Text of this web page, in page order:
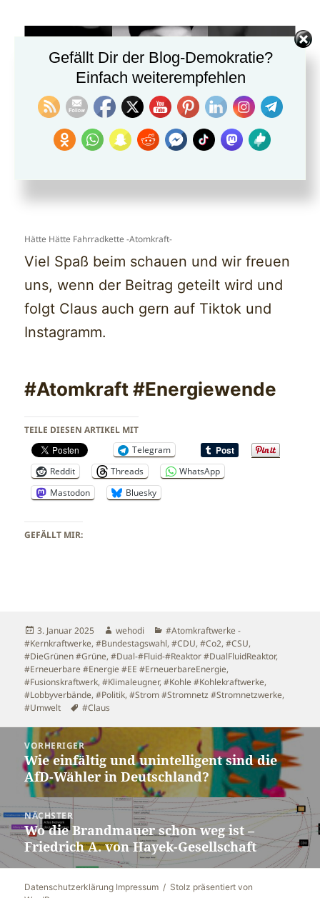
Hätte Hätte Fahrradkette -Atomkraft-
Viel Spaß beim schauen und wir freuen
uns, wenn der Beitrag geteilt wird und
folgt Claus auch gern auf Tiktok und
Instagramm.
#Atomkraft #Energiewende
TEILE DIESEN ARTIKEL MIT
Telegram
Reddit
Threads
WhatsApp
Mastodon
Bluesky
GEFÄLLT MIR:
Veröffentlicht
am
3. Januar 2025 Autor
wehodi Kategorien
#Atomkraftwerke -
#Kernkraftwerke,#Bundestagswahl,#CDU,#Co2,#CSU,
#DieGrünen #Grüne,#Dual-#Fluid-#Reaktor #DualFluidReaktor,
#Erneuerbare #Energie #EE #ErneuerbareEnergie,
#Fusionskraftwerk,#Klimaleugner,#Kohle #Kohlekraftwerke,
#Lobbyverbände,#Politik,#Strom #Stromnetz #Stromnetzwerke,
#Umwelt
Schlagwörter
#Claus
Beitragsnavigation
VORHERIGER
Vorheriger
Beitrag:
Wie einfältig und unintelligent sind die
AfD-Wähler in Deutschland?
NÄCHSTER
Nächster
Beitrag:
Wo die Brandmauer schon weg ist –
Friedrich A. von Hayek-Gesellschaft
Datenschutzerklärung Impressum
Stolz präsentiert von
Gefällt Dir der Blog-Demokratie?
Einfach weiterempfehlen